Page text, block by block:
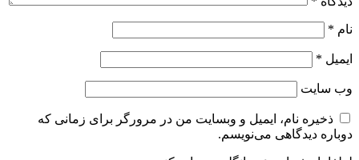
نام *
ایمیل *
وب‌ سایت
ذخیره نام، ایمیل و وبسایت من در مرورگر برای زمانی که
دوباره دیدگاهی می‌نویسم.